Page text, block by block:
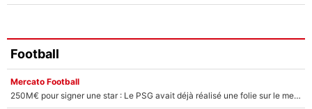
Football
Mercato Football
250M€ pour signer une star : Le PSG avait déjà réalisé une folie sur le mercato bien avant Neymar !